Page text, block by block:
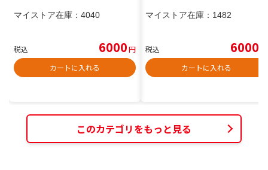
マイストア在庫： 4040
税込 6000円
カートに入れる
マイストア在庫： 1482
税込 6000
カートに入れる
このカテゴリをもっと見る